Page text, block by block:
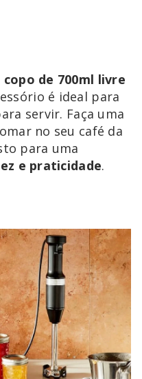
copo de 700ml livre
é ideal para
servir. Faça uma
no seu café da
para uma
e praticidade.